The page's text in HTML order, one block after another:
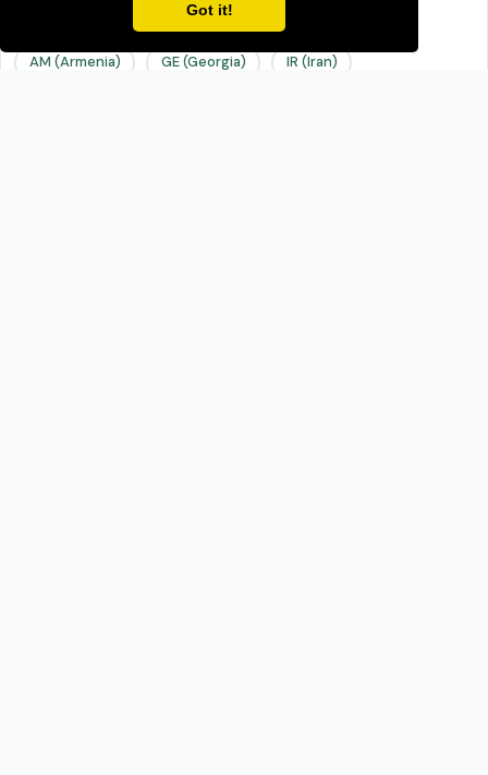
Got it!
Newspapers from neighboring countries:
AM (Armenia) GE (Georgia) IR (Iran)